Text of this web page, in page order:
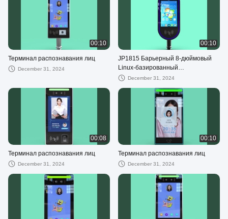
00:10
Терминал распознавания лиц
December 31, 2024
00:10
JP1815 Барьерный 8-дюймовый
Linux-базированный
распознавание лиц All-in-One
9
December 31, 2024
00:08
Терминал распознавания лиц
December 31, 2024
00:10
Терминал распознавания лиц
December 31, 2024